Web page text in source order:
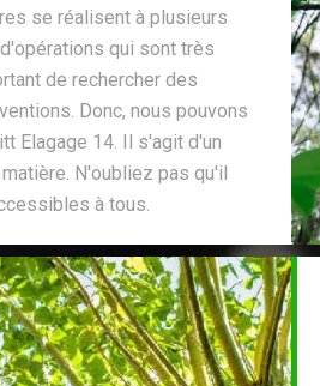
se réalisent à plusieurs
qui sont très
de rechercher des
Donc, nous pouvons
Elagage 14. Il s'agit d'un
N'oubliez pas qu'il
à tous.